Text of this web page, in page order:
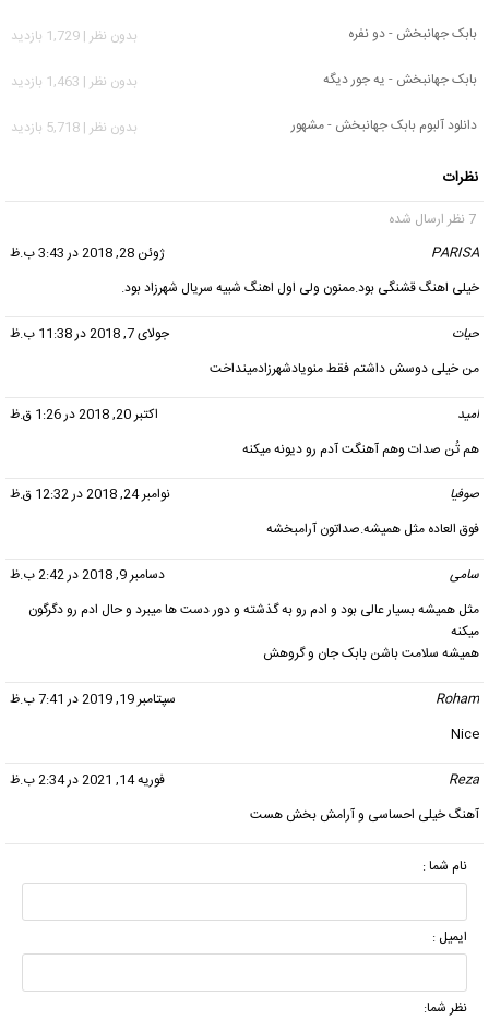
بابک جهانبخش - دو نفره
بدون نظر | 1,729 بازدید
بابک جهانبخش - یه جور دیگه
بدون نظر | 1,463 بازدید
دانلود آلبوم بابک جهانبخش - مشهور
بدون نظر | 5,718 بازدید
نظرات
7 نظر ارسال شده
PARISA
ژوئن 28, 2018 در 3:43 ب.ظ
خیلی اهنگ قشنگی بود.ممنون ولی اول اهنگ شبیه سریال شهرزاد بود.
حیات
جولای 7, 2018 در 11:38 ب.ظ
من خیلی دوسش داشتم فقط منویادشهرزادمینداخت⁦⁦️‍️⁩
امید
اکتبر 20, 2018 در 1:26 ق.ظ
هم تُن صدات وهم آهنگت آدم رو دیونه میکنه
صوفیا
نوامبر 24, 2018 در 12:32 ق.ظ
فوق العاده مثل همیشه.صداتون آرامبخشه
سامی
دسامبر 9, 2018 در 2:42 ب.ظ
مثل همیشه بسیار عالی بود و ادم رو به گذشته و دور دست ها میبرد و حال ادم رو دگرگون
میکنه
همیشه سلامت باشن بابک جان و گروهش
Roham
سپتامبر 19, 2019 در 7:41 ب.ظ
Nice
Reza
فوریه 14, 2021 در 2:34 ب.ظ
آهنگ خیلی احساسی و آرامش بخش هست
نام شما :
ایمیل :
نظر شما: